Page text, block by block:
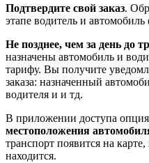
Подтвердите свой заказ.
этапе водитель и
Не позднее, чем за день до
назначены автомобиль и
тарифу. Вы получите
заказа: назначенный
водителя и и тд.
В приложении доступа опция
местоположения
транспорт появится на
находится.